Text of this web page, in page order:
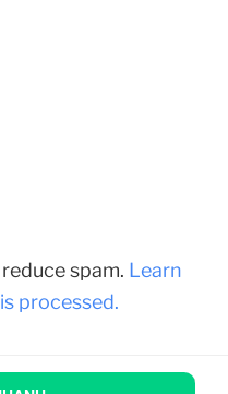
spam. Learn
processed.